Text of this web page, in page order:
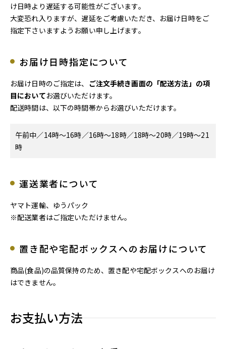
け日時より遅延する可能性がございます。
大変恐れ入りますが、遅延をご考慮いただき、お届け日時をご
指定下さいますようお願い申し上げます。
お届け日時指定について
お届け日時のご指定は、 ご注文手続き画面の「配送方法」の項
目においてお選びいただけます。
配送時間は、以下の時間帯からお選びいただけます。
午前中／14時～16時／16時～18時／18時～20時／19時～21
時
運送業者について
ヤマト運輸、ゆうパック
※配送業者はご指定いただけません。
置き配や宅配ボックスへのお届けについて
商品(食品)の品質保持のため、置き配や宅配ボックスへのお届け
はできません。
お支払い方法